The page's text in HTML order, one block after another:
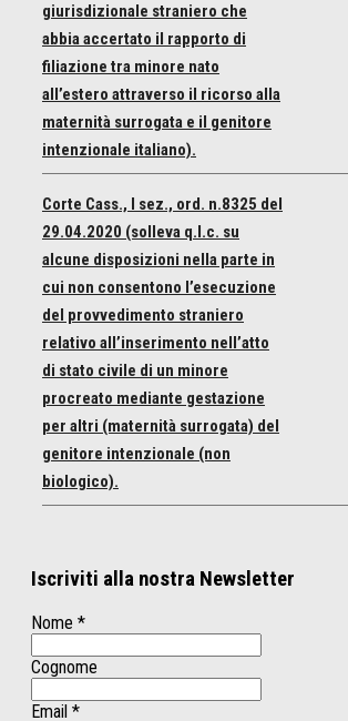
giurisdizionale straniero che
abbia accertato il rapporto di
filiazione tra minore nato
all’estero attraverso il ricorso alla
maternità surrogata e il genitore
intenzionale italiano).
Corte Cass., I sez., ord. n.8325 del
29.04.2020 (solleva q.l.c. su
alcune disposizioni nella parte in
cui non consentono l’esecuzione
del provvedimento straniero
relativo all’inserimento nell’atto
di stato civile di un minore
procreato mediante gestazione
per altri (maternità surrogata) del
genitore intenzionale (non
biologico).
Iscriviti alla nostra Newsletter
Nome *
Cognome
Email *